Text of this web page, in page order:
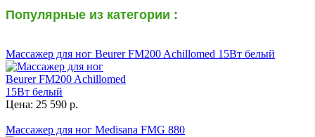
Популярные из категории :
Массажер для ног Beurer FM200 Achillomed 15Вт белый
Цена: 25 590 р.
Массажер для ног Medisana FMG 880